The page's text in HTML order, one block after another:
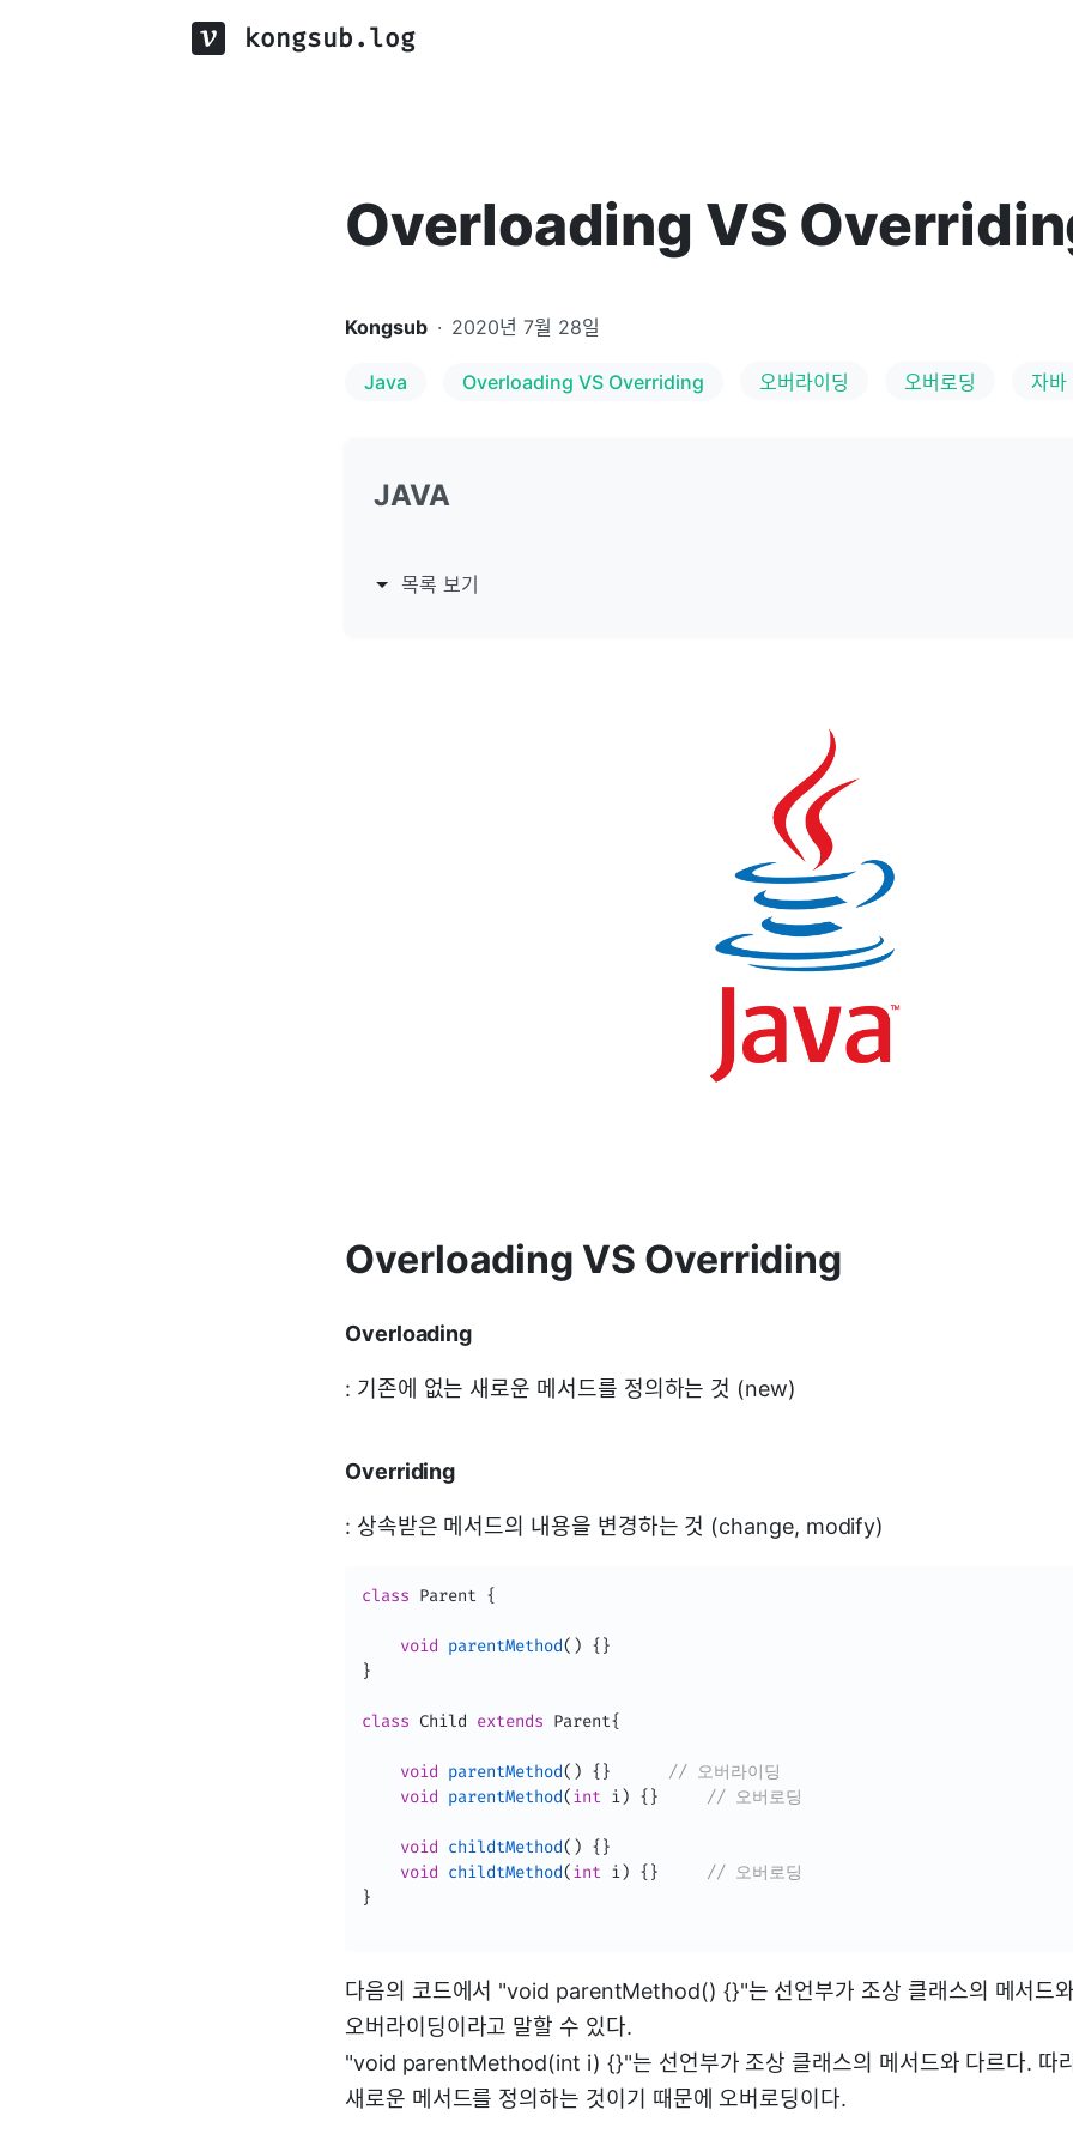
kongsub.log
Overloading VS
Kongsub · 2020년 7월 28일
Java Overloading VS Overriding 오버라이딩 오버로딩 자바
JAVA
목록 보기
Overloading VS Overriding
Overloading
: 기존에 없는 새로운 메서드를 정의하는 것 (new)
Overriding
: 상속받은 메서드의 내용을 변경하는 것 (change, modify)
class Parent {
void parentMethod( ) { }
}
class Child extends Parent{
void parentMethod( ) { }
// 오버라이딩
void parentMethod(int i) { } // 오버로딩
void childtMethod( ) { }
void childtMethod(int i) { }
// 오버로딩
}
다음의 코드에서 "void parentMethod() {}"는 선언부가 조상 클래스의 메서드와
오버라이딩이라고 말할 수 있다.
"void parentMethod(int i) {}"는 선언부가 조상 클래스의 메서드와 다르다. 따
새로운 메서드를 정의하는 것이기 때문에 오버로딩이다.